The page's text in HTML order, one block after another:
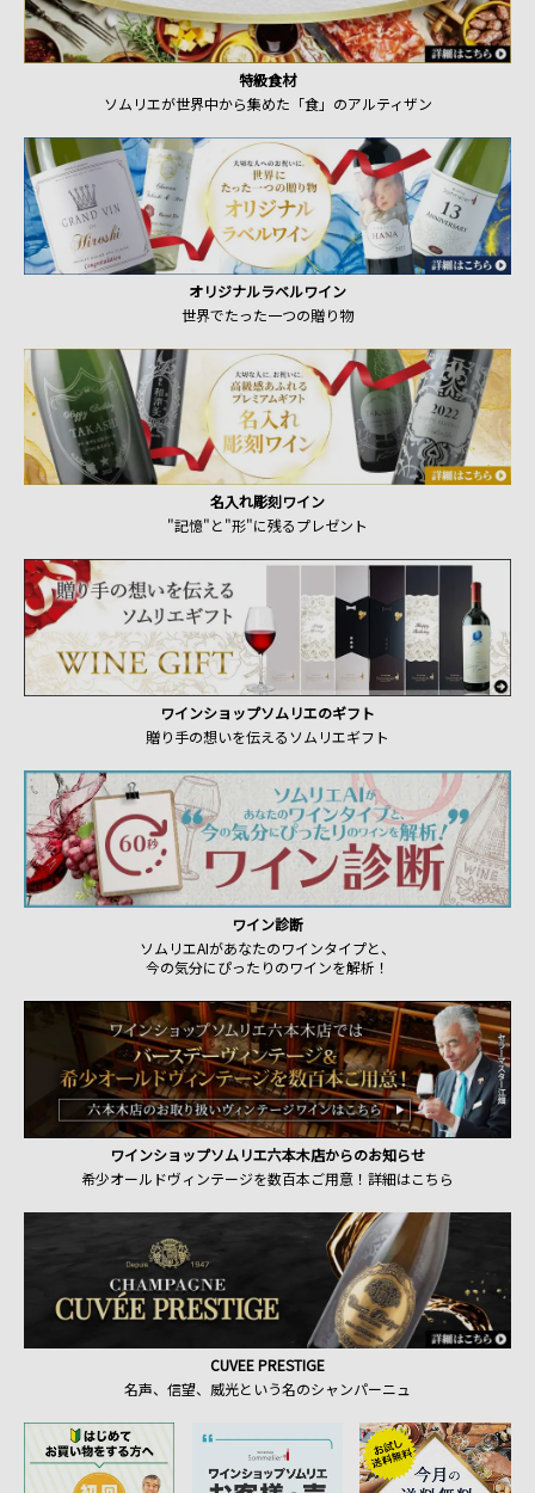
特級食材
ソムリエが世界中から集めた「食」のアルティザン
オリジナルラベルワイン
世界でたった一つの贈り物
名入れ彫刻ワイン
"記憶"と"形"に残るプレゼント
ワインショップソムリエのギフト
贈り手の想いを伝えるソムリエギフト
ワイン診断
ソムリエAIがあなたのワインタイプと、
今の気分にぴったりのワインを解析！
ワインショップソムリエ六本木店からのお知らせ
希少オールドヴィンテージを数百本ご用意！詳細はこちら
CUVEE PRESTIGE
名声、信望、威光という名のシャンパーニュ